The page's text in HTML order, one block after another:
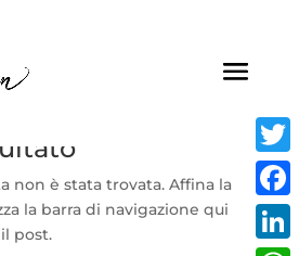
non è stata trovata. Affina la
la barra di navigazione qui
post.